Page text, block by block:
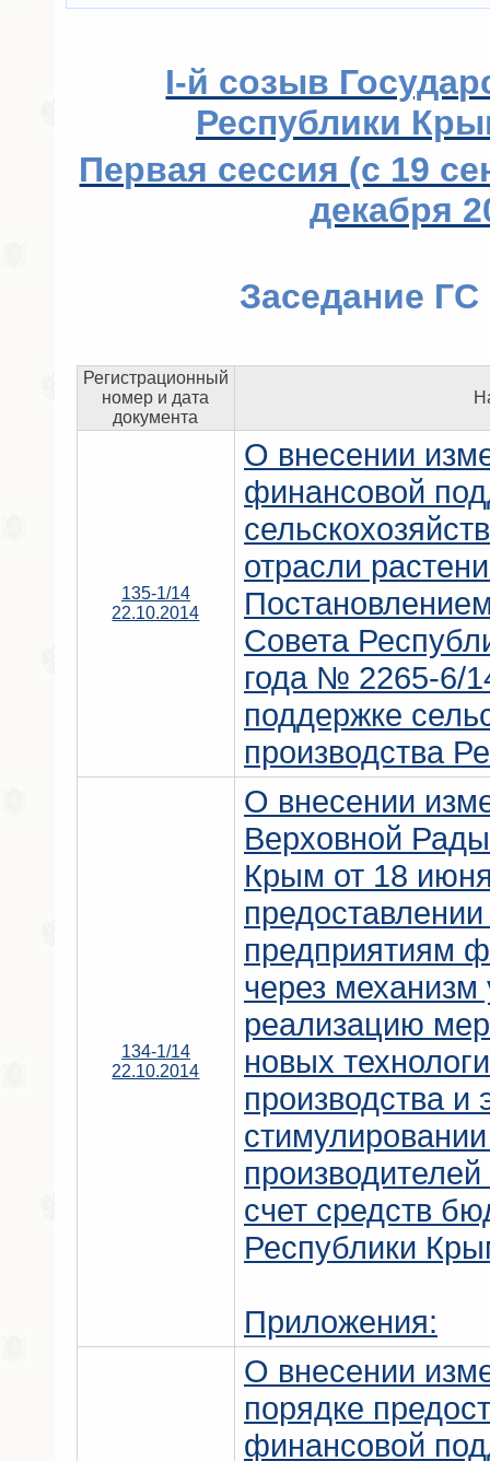
I-й созыв
Республики
Первая сессия (с 19
декабря
Заседание
Регистрационный
номер и дата
документа
135-1/14
22.10.2014
О внесении
финансовой
отрасли
Совета
года № 2265-6/
поддержке
производства
134-1/14
22.10.2014
О внесении
Верховной
Крым от 18
предприятиям
через
реализацию
новых
производства и
счет средств
Республики
Приложения:
О внесении
порядке
финансовой